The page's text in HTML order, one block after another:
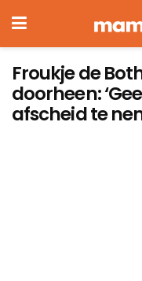
Froukje de
doorheen:
afscheid te